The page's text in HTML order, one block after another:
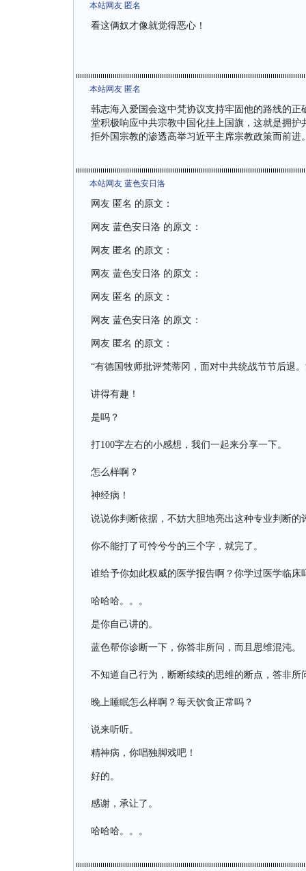
本站网友 匿名
看这俩奴才像就觉得恶心！
本站网友 匿名
韩志海入爱国会这中梵协议支持牢固他的路线的
堂积极响应中共宗教中国化挂上国旗，这就是拥
拒外国宗教的渗透高举习近平主席宗教政策而前进
本站网友 蓝色安日洛
网友 匿名 的原文：
网友 蓝色安日洛 的原文：
网友 匿名 的原文：
网友 蓝色安日洛 的原文：
网友 匿名 的原文：
网友 蓝色安日洛 的原文：
网友 匿名 的原文：
“有德国牧师批评梵蒂冈，面对中共统战节节后退
讲得有趣！
是吗？
打100字左右的小感想，我们一起来分享一下。
怎么样啊？
神经病！
说说你判断依据，不妨大胆地亮出这种专业判断的
你不能打了可怜兮兮的三个字，就完了。
谁给予你如此权威的医学报告啊？你学过医学临床
哈哈哈。。。
是你自己讲的。
蓝色帮你诊断一下，你答非所问，而且思维混沌。
不知道自己行为，断断续续的思维的断点，答非所
晚上睡眠怎么样啊？每天饮食正常吗？
说来听听。
精神病，你唱独脚戏吧！
好的。
感谢，承让了。
哈哈哈。。。